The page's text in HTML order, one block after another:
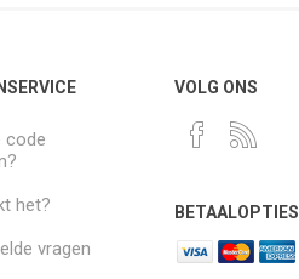
code
het?
vragen
VOLG ONS
BETAALOPTIES